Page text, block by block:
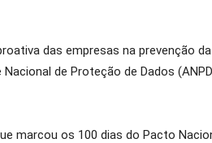
das empresas na prevenção
de Proteção de Dados
marcou os 100 dias do Pacto